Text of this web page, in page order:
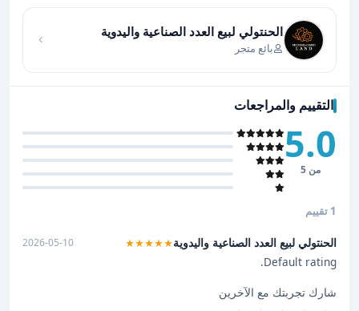
الحنتولي لبيع العدد الصناعية واليدوية
بائع متجر
التقييم والمراجعات
5.0
من 5
1 تقييم
الحنتولي لبيع العدد الصناعية واليدوية★★★★★
2026-05-10
Default rating.
شارك تجربتك مع الآخرين